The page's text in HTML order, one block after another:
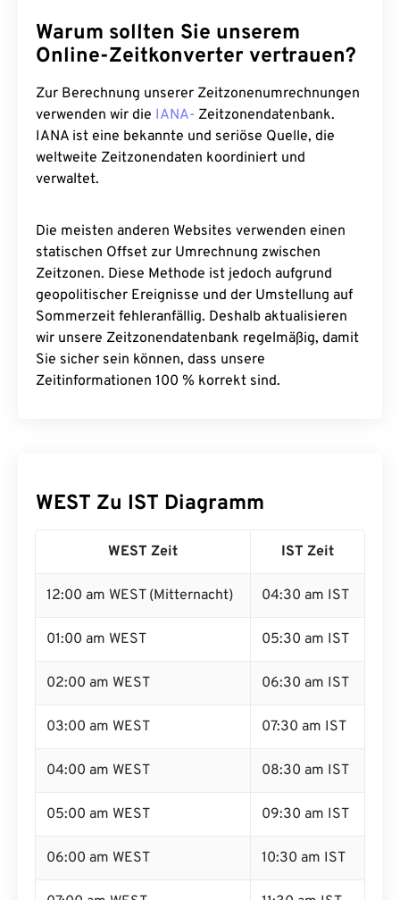
Warum sollten Sie unserem
Online-Zeitkonverter vertrauen?
Zur Berechnung unserer Zeitzonenumrechnungen
verwenden wir die IANA- Zeitzonendatenbank.
IANA ist eine bekannte und seriöse Quelle, die
weltweite Zeitzonendaten koordiniert und
verwaltet.
Die meisten anderen Websites verwenden einen
statischen Offset zur Umrechnung zwischen
Zeitzonen. Diese Methode ist jedoch aufgrund
geopolitischer Ereignisse und der Umstellung auf
Sommerzeit fehleranfällig. Deshalb aktualisieren
wir unsere Zeitzonendatenbank regelmäßig, damit
Sie sicher sein können, dass unsere
Zeitinformationen 100 % korrekt sind.
WEST Zu IST Diagramm
WEST Zeit IST Zeit
12:00 am WEST (Mitternacht) 04:30 am IST
01:00 am WEST 05:30 am IST
02:00 am WEST 06:30 am IST
03:00 am WEST 07:30 am IST
04:00 am WEST 08:30 am IST
05:00 am WEST 09:30 am IST
06:00 am WEST 10:30 am IST